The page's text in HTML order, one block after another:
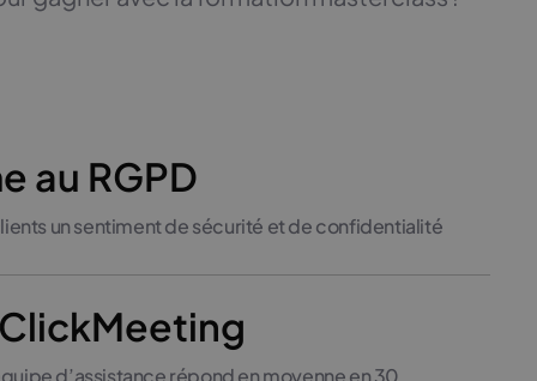
au RGPD
un sentiment de sécurité et de confidentialité
d’assistance répond en moyenne en 30